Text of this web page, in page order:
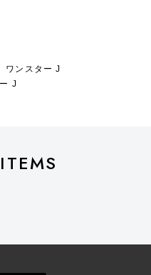
ワンスター J
J